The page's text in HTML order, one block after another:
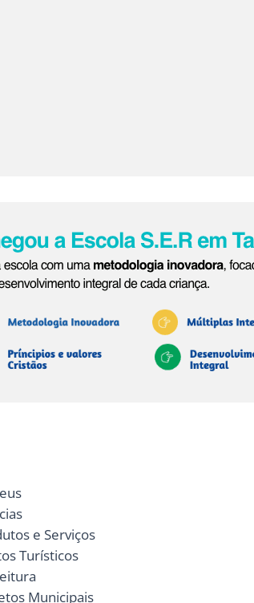
e Serviços
Turísticos
Municipais